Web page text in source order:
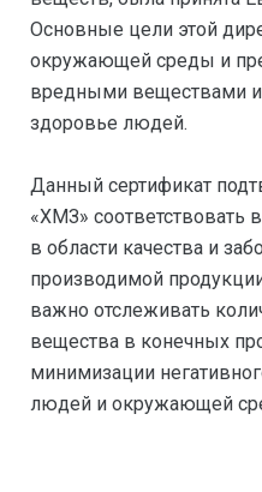
Основные цели этой
окружающей среды и
вредными веществами и
здоровье людей.
Данный сертификат
«ХМЗ»
в области качества и
производимой
важно отслеживать
вещества в конечных
минимизации
людей и окружающей